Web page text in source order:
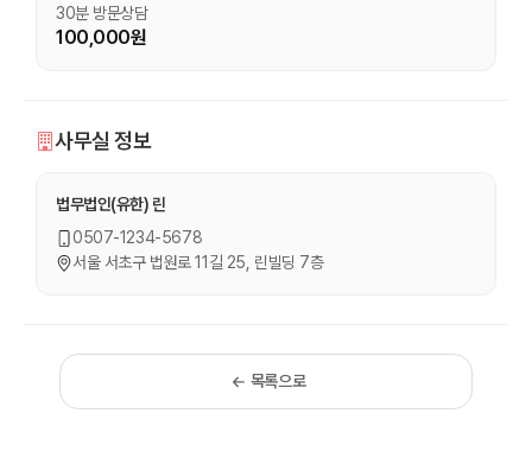
30분 방문상담
100,000원
사무실 정보
법무법인(유한) 린
0507-1234-5678
서울 서초구 법원로 11길 25, 린빌딩 7층
목록으로